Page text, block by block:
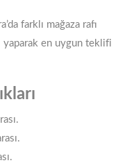
farklı mağaza rafı
yaparak en uygun teklifi